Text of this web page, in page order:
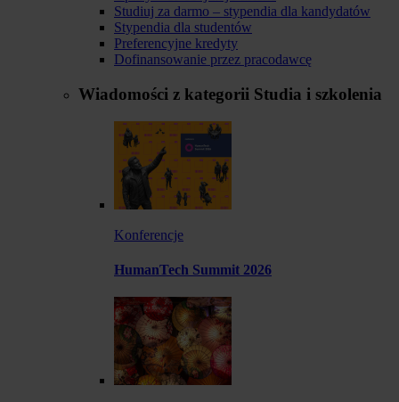
Studiuj za darmo – stypendia dla kandydatów
Stypendia dla studentów
Preferencyjne kredyty
Dofinansowanie przez pracodawcę
Wiadomości z kategorii Studia i szkolenia
Konferencje
HumanTech Summit 2026